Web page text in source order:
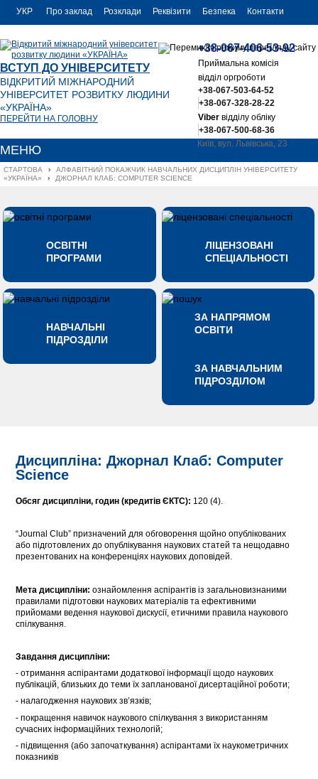
УКР
ENG
Про заклад Розклади Реквізити Безпека Контакти
ВСТУП ДО УНІВЕРСИТЕТУ
ВІДКРИТИЙ МІЖНАРОДНИЙ
УНІВЕРСИТЕТ РОЗВИТКУ ЛЮДИНИ
«УКРАЇНА»
ПЕРЕЙТИ НА ГОЛОВНУ
+38-067-406-53-92
Приймальна комісія
відділ оргроботи
+38-067-503-64-52
+38-067-328-28-22
Viberвідділу обліку
+38-067-500-68-36
Київ, вул. Львівська, 23
МЕНЮ
СТАРТОВА ›
АЛФАВІТНИЙ ПОКАЖЧИК НАВЧАЛЬНИХ ДИСЦИПЛІН УНІВЕРСИТЕТУ
«УКРАЇНА»
› ДЖОРНАЛ КЛАБ: COMPUTER SCIENCE
ОСВІТНІ
ПРОГРАМИ
ЛІЦЕНЗОВАНІ
СПЕЦІАЛЬНОСТІ
НАВЧАЛЬНІ
ПІДРОЗДІЛИ
ЗА НАПРЯМОМ
ОСВІТИ
ЗА НАВЧАЛЬНИМ
ПІДРОЗДІЛОМ
Дисципліна: Джорнал Клаб: Computer
Science
Обсяг дисципліни, годин (кредитів ЄКТС): 120 (4).
“Journal Club” призначений для обговорення щойно опублікованих
або підготовлених до опублікування наукових статей та нещодавно
презентованих на конференціях наукових доповідей.
Мета дисципліни:ознайомлення аспірантів із загальновизнаними
правилами підготовки наукових матеріалів та ефективними
прийомами ведення наукової дискусії, етичними правила наукового
спілкування.
Завдання дисципліни:
- отримання аспірантами додаткової інформації щодо наукових
публікацій, близьких до теми їх запланованої дисертаційної роботи;
- налагодження наукових зв’язків;
- покращення навичок наукового спілкування з використанням
сучасних інформаційних технологій;
- підвищення (або започаткування) аспірантами їх наукометричних
показників